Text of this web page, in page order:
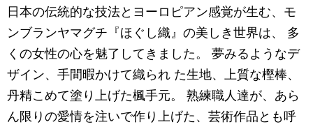
日本の伝統的な技法とヨーロピアン感覚が生む、モ
ンブランヤマグチ『ほぐし織』の美しき世界は、 多
くの女性の心を魅了してきました。 夢みるようなデ
ザイン、手間暇かけて織られ た生地、上質な樫棒、
丹精こめて塗り上げた楓手元。 熟練職人達が、あら
ん限りの愛情を注いで作り上げた、芸術作品とも呼